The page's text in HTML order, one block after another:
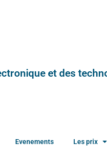
et des
Evenements Les prix